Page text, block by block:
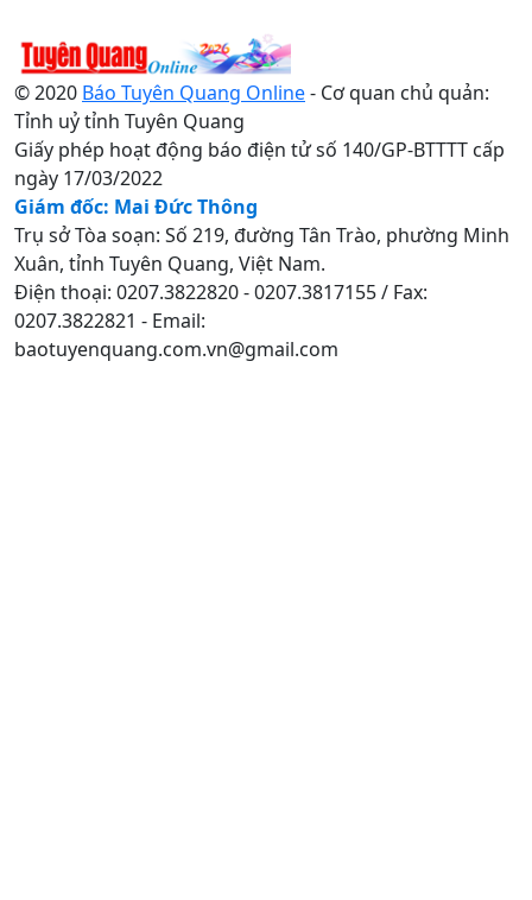
© 2020 Báo Tuyên Quang Online- Cơ quan chủ quản:
Tỉnh uỷ tỉnh Tuyên Quang
Giấy phép hoạt động báo điện tử số 140/GP-BTTTT cấp
ngày 17/03/2022
Giám đốc: Mai Đức Thông
Trụ sở Tòa soạn: Số 219, đường Tân Trào, phường Minh
Xuân, tỉnh Tuyên Quang, Việt Nam.
Điện thoại: 0207.3822820 - 0207.3817155 / Fax:
0207.3822821 - Email:
baotuyenquang.com.vn@gmail.com